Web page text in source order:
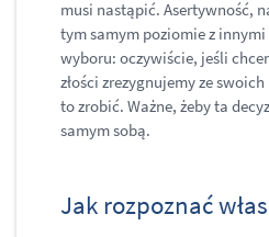
musi nastąpić. Asertywność,
tym samym poziomie z
wyboru: oczywiście, jeśli
złości zrezygnujemy ze
to zrobić. Ważne, żeby ta
samym sobą.
Jak rozpoznać